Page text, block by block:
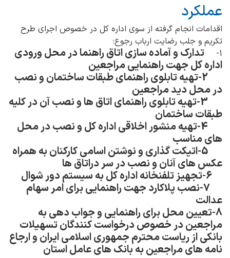
عملکرد
اقدامات انجام گرفته از سوی اداره کل در خصوص اجرای طرح
تکریم و جلب رضایت ارباب رجوع:
-1
تدارک و آماده سازی اتاق راهنما در محل ورودی
اداره کل جهت راهنمایی مراجعین
-2تهیه تابلوی راهنمای طبقات ساختمان و نصب
در محل دید مراجعین
-3تهیه تابلوی راهنمای اتاق ها و نصب آن در کلیه
طبقات ساختمان
-4تهیه منشور اخلاقی اداره کل و نصب در محل
های مناسب
-5اتیکت گذاری و نوشتن اسامی کارکنان به همراه
عکس های آنان و نصب در سر دراتاق ها
-6تجهیز تلفنخانه اداره کل به سیستم دور شوال
-7نصب پلاکارد جهت راهنمایی برای امر سهام
عدالت
-8تعیین محل برای راهنمایی و جواب دهی به
مراجعین در خصوص درخواست کنندگان تسهیلات
بانکی از ریاست محترم جمهوری اسلامی ایران و ارجاع
نامه های مراجعین به بانک های عامل استان